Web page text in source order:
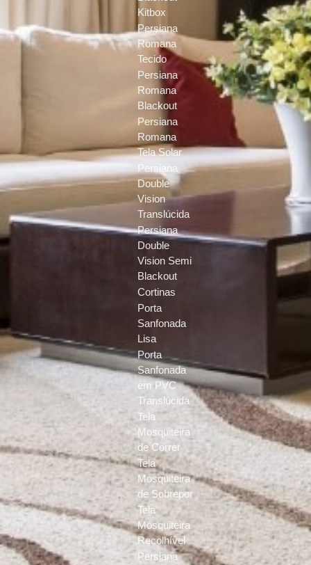
Kitbox
Persiana
Romana
Tecido
Persiana
Romana
Blackout
Persiana
Romana
Tela Solar
Persiana
Double
Vision
Translúcida
Persiana
Double
Vision Semi
Blackout
Cortinas
Porta
Sanfonada
Lisa
Porta
Sanfonada
em PVC
Translúcida
Tela
Mosquiteira
de Correr
Tela
Mosquiteira
de Sobrepor
Tela
Mosquiteira
Recolhível
Persiana